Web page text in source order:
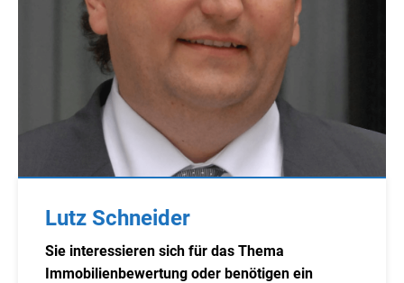
Lutz Schneider
Sie interessieren sich für das Thema
Immobilienbewertung oder benötigen ein